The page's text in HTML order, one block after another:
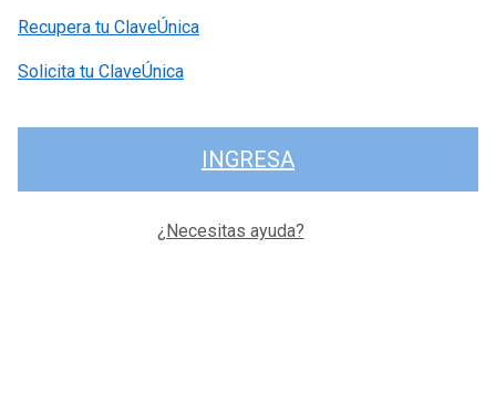
Recupera tu ClaveÚnica
Solicita tu ClaveÚnica
INGRESA
¿Necesitas ayuda?